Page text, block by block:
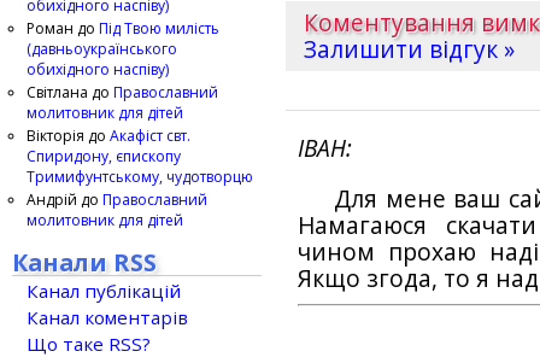
Коментування
Залишити відгук »
ІВАН
Для мене ваш
Намагаюся
чином прохаю
Якщо згода, то я
обихідного наспіву)
Роман до Під Твою милість
(давньоукраїнського
обихідного наспіву)
Світлана до Православний
молитовник для дітей
Вікторія до Акафіст свт.
Спиридону, єпископу
Тримифунтському, чудотворцю
Андрій до Православний
молитовник для дітей
Канали RSS
Канал публікацій
Канал коментарів
Що таке RSS?